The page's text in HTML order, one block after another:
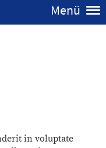
Menü
in voluptate